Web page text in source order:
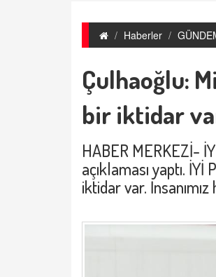
Haberler
Çulhaoğlu:
bir iktidar
HABER MERKEZİ-
açıklaması yaptı.
iktidar var. İnsanımız